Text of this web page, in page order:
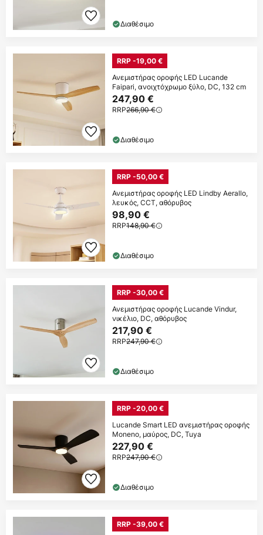
Διαθέσιμο
RRP -19,00 €
Ανεμιστήρας οροφής LED Lucande
Faipari, ανοιχτόχρωμο ξύλο, DC, 132 cm
247,90 €
RRP266,90 €
Διαθέσιμο
RRP -50,00 €
Ανεμιστήρας οροφής LED Lindby Aerallo,
λευκός, CCT, αθόρυβος
98,90 €
RRP148,90 €
Διαθέσιμο
RRP -30,00 €
Ανεμιστήρας οροφής Lucande Vindur,
νικέλιο, DC, αθόρυβος
217,90 €
RRP247,90 €
Διαθέσιμο
RRP -20,00 €
Lucande Smart LED ανεμιστήρας οροφής
Moneno, μαύρος, DC, Tuya
227,90 €
RRP247,90 €
Διαθέσιμο
RRP -39,00 €